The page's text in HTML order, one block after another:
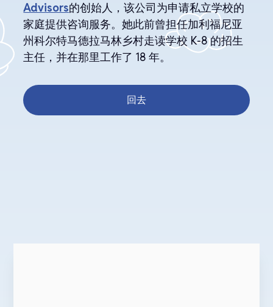
Advisors的创始人，该公司为申请私立学校的
家庭提供咨询服务。她此前曾担任加利福尼亚
州科尔特马德拉马林乡村走读学校 K-8 的招生
主任，并在那里工作了 18 年。
回去